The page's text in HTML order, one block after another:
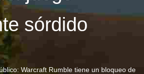
sórdido
Warcraft Rumble tiene un bloqueo de